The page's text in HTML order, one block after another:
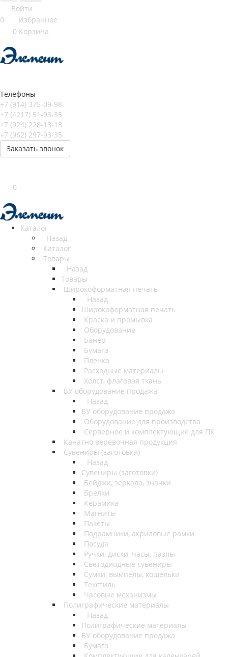
Войти
0
Избранное
0 Корзина
Телефоны
+7 (914) 375-09-98
+7 (4217) 51-93-35
+7 (924) 228-13-13
+7 (962) 297-93-35
Заказать звонок
0
Каталог
Назад
Каталог
Товары
Назад
Товары
Широкоформатная печать
Назад
Широкоформатная печать
Краска и промывка
Оборудование
Банер
Бумага
Пленка
Расходные материалы
Холст, флаговая ткань
БУ оборудование продажа
Назад
БУ оборудование продажа
Оборудование для производства
Серверное и комплектующие для ПК
Канатно веревочная продукция
Сувениры (заготовки)
Назад
Сувениры (заготовки)
Бейджи, зеркала, значки
Брелки
Керамика
Магниты
Пакеты
Подрамники, акриловые рамки
Посуда
Ручки, диски, часы, пазлы
Светодиодные сувениры
Сумки, вымпелы, кошельки
Текстиль
Часовые механизмы
Полиграфические материалы
Назад
Полиграфические материалы
БУ оборудование продажа
Бумага